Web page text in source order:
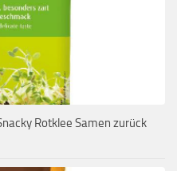
Rotklee Samen zurück